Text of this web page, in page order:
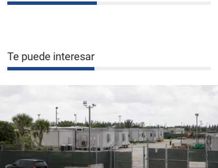
Te puede interesar